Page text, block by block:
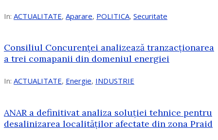
In: ACTUALITATE, Aparare, POLITICA, Securitate
Consiliul Concurenţei analizează tranzacționarea
a trei comapanii din domeniul energiei
In: ACTUALITATE, Energie, INDUSTRIE
ANAR a definitivat analiza soluției tehnice pentru
desalinizarea localităților afectate din zona Praid